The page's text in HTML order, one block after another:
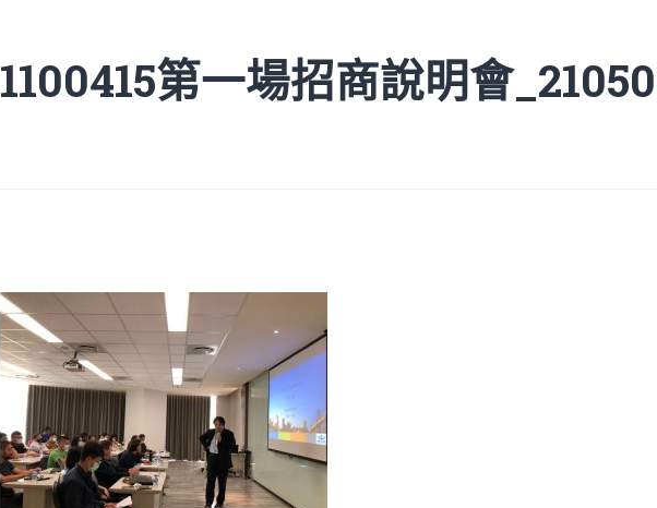
1100415第一場招商說明會